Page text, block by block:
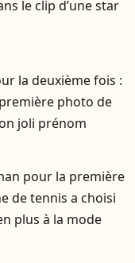
le clip d’une star
la deuxième fois :
photo de
joli prénom
pour la première
de tennis a choisi
plus à la mode